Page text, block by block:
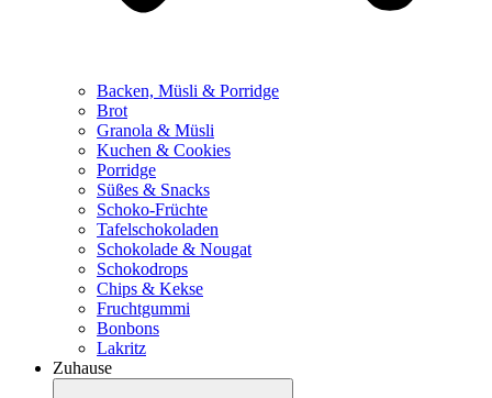
Backen, Müsli & Porridge
Brot
Granola & Müsli
Kuchen & Cookies
Porridge
Süßes & Snacks
Schoko-Früchte
Tafelschokoladen
Schokolade & Nougat
Schokodrops
Chips & Kekse
Fruchtgummi
Bonbons
Lakritz
Zuhause